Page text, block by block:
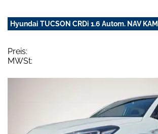
Hyundai TUCSON CRDi 1.6 Autom. NAV KAM
Preis:
MWSt: